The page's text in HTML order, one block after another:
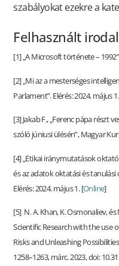
szabályokat ezekre a
Felhasznált
[1] „A Microsoft története –
[2] „Mi az a mesterséges
Parlament”. Elérés: 2024. május
[3] Jakab F., „Ferenc pápa részt
szóló júniusi ülésén”, Magyar
[4] „Etikai iránymutatások
és az adatok oktatási és tanulási
Elérés: 2024. május 1. [Online]
[5] N. A. Khan, K. Osmonaliev,
Scientific Research with the use
Risks and Unleashing
1258–1263, márc. 2023, doi: